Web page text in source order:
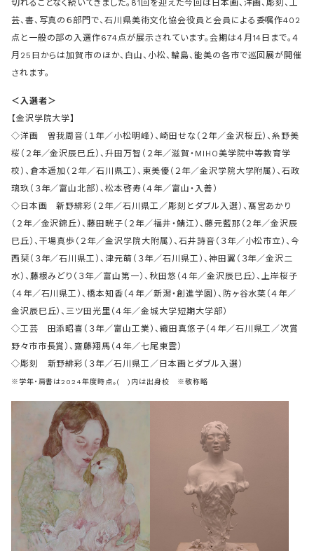
切れることなく続いてきました。81回を迎えた今回は日本画、洋画、彫刻、工
芸、書、写真の６部門で、石川県美術文化協会役員と会員による委嘱作402
点と一般の部の入選作674点が展示されています。会期は４月14日まで。４
月25日からは加賀市のほか、白山、小松、輪島、能美の各市で巡回展が開催
されます。
＜入選者＞
【金沢学院大学】
◇洋画 曽我周音（１年／小松明峰）、崎田せな（２年／金沢桜丘）、糸野美
桜（２年／金沢辰巳丘）、升田万智（２年／滋賀・MIHO美学院中等教育学
校）、倉本遥加（２年／石川県工）、東美優（２年／金沢学院大学附属）、石政
璃玖（３年／富山北部）、松本啓寿（４年／富山・入善）
◇日本画 新野緋彩（２年／石川県工／彫刻とダブル入選）、髙宮あかり
（２年／金沢錦丘）、藤田晄子（２年／福井・鯖江）、藤元藍那（２年／金沢辰
巳丘）、干場真歩（２年／金沢学院大附属）、石井詩音（３年／小松市立）、今
西栞（３年／石川県工）、津元萌（３年／石川県工）、神田翼（３年／金沢二
水）、藤根みどり（３年／富山第一）、秋田悠（４年／金沢辰巳丘）、上岸桜子
（４年／石川県工）、橋本知香（４年／新潟・創進学園）、防ヶ谷水葉（４年／
金沢辰巳丘）、三ツ田光里（４年／金城大学短期大学部）
◇工芸 田添昭喜（３年／富山工業）、織田真悠子（４年／石川県工／次賞
野々市市長賞）、齋藤翔馬（４年／七尾東雲）
◇彫刻 新野緋彩（３年／石川県工／日本画とダブル入選）
※学年・肩書は2024年度時点。( )内は出身校 ※敬称略